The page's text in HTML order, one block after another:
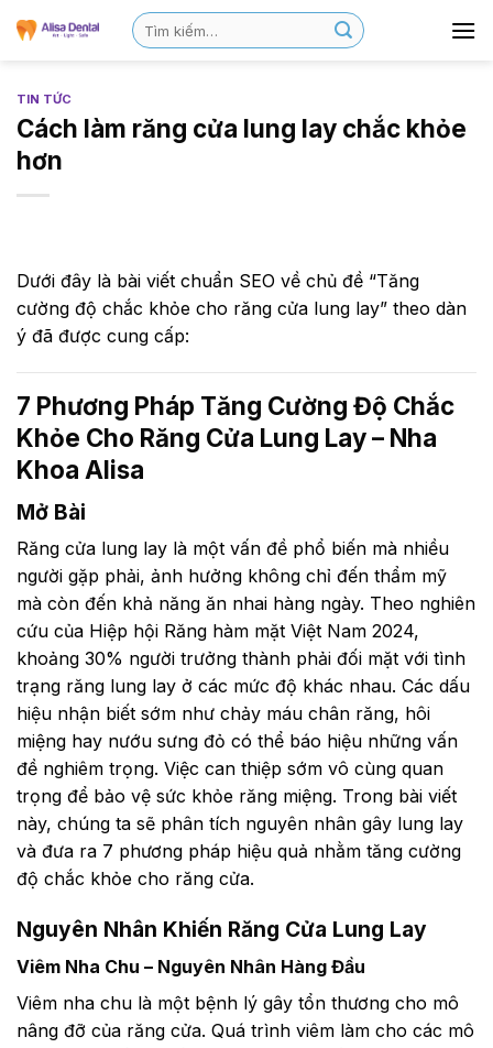
TIN TỨC
Cách làm răng cửa lung lay chắc khỏe
hơn
Dưới đây là bài viết chuẩn SEO về chủ đề “Tăng
cường độ chắc khỏe cho răng cửa lung lay” theo dàn
ý đã được cung cấp:
7 Phương Pháp Tăng Cường Độ Chắc
Khỏe Cho Răng Cửa Lung Lay – Nha
Khoa Alisa
Mở Bài
Răng cửa lung lay là một vấn đề phổ biến mà nhiều
người gặp phải, ảnh hưởng không chỉ đến thẩm mỹ
mà còn đến khả năng ăn nhai hàng ngày. Theo nghiên
cứu của Hiệp hội Răng hàm mặt Việt Nam 2024,
khoảng 30% người trưởng thành phải đối mặt với tình
trạng răng lung lay ở các mức độ khác nhau. Các dấu
hiệu nhận biết sớm như chảy máu chân răng, hôi
miệng hay nướu sưng đỏ có thể báo hiệu những vấn
đề nghiêm trọng. Việc can thiệp sớm vô cùng quan
trọng để bảo vệ sức khỏe răng miệng. Trong bài viết
này, chúng ta sẽ phân tích nguyên nhân gây lung lay
và đưa ra 7 phương pháp hiệu quả nhằm tăng cường
độ chắc khỏe cho răng cửa.
Nguyên Nhân Khiến Răng Cửa Lung Lay
Viêm Nha Chu – Nguyên Nhân Hàng Đầu
Viêm nha chu là một bệnh lý gây tổn thương cho mô
nâng đỡ của răng cửa. Quá trình viêm làm cho các mô